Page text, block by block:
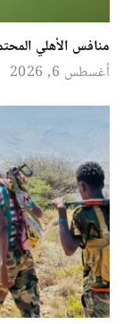
منافس الأهلي
أغسطس 6, 2026